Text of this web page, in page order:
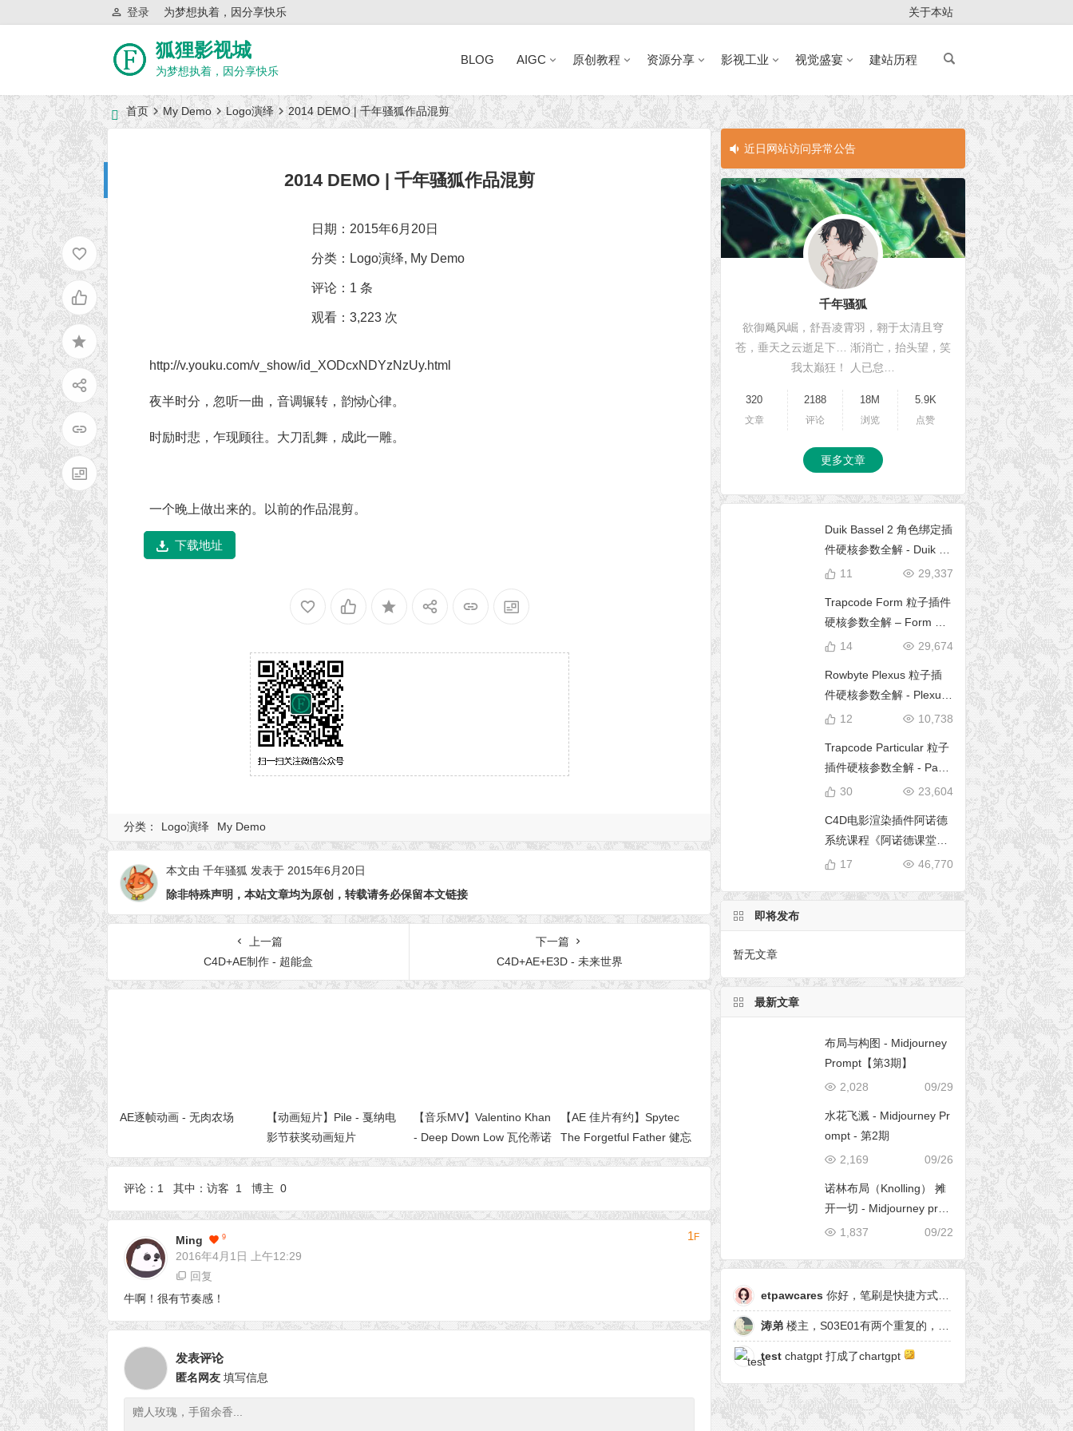
为梦想执着，因分享快乐
登录 关于本站
狐狸影视城
为梦想执着，因分享快乐
BLOG AIGC 原创教程 资源分享 影视工业 视觉盛宴 建站历程
首页 My Demo Logo演绎 2014 DEMO | 千年骚狐作品混剪
2014 DEMO | 千年骚狐作品混剪
日期：2015年6月20日
分类： Logo演绎, My Demo
评论： 1 条
观看：3,223 次
http://v.youku.com/v_show/id_XODcxNDYzNzUy.html
夜半时分，忽听一曲，音调辗转，韵恸心律。
时励时悲，乍现顾往。大刀乱舞，成此一雕。
一个晚上做出来的。以前的作品混剪。
下载地址
分类： Logo演绎 My Demo
本文由千年骚狐 发表于 2015年6月20日
除非特殊声明，本站文章均为原创，转载请务必保留本文链接
上一篇
C4D+AE制作 - 超能盒
下一篇
C4D+AE+E3D - 未来世界
AE逐帧动画 - 无肉农场
【动画短片】Pile - 戛纳电
影节获奖动画短片
【音乐MV】Valentino Khan
- Deep Down Low 瓦伦蒂诺
·汗——低谷深处
【AE 佳片有约】Spytec
The Forgetful Father 健忘
的父亲
评论：1 其中：访客 1 博主 0
Ming 9
2016年4月1日 上午12:29
1F
回复
牛啊！很有节奏感！
发表评论
匿名网友 填写信息
近日网站访问异常公告 近日网站访问
千年骚狐
欲御飚风崛，舒吾凌霄羽，翱于太清且穹
苍，垂天之云逝足下… 渐消亡，抬头望，笑
我太巅狂！ 人已怠…
320
文章
2188
评论
18M
浏览
5.9K
点赞
更多文章
Duik Bassel 2 角色绑定插
件硬核参数全解 - Duik 16
完全使用手册
29,337
11
Trapcode Form 粒子插件
硬核参数全解 – Form 完
全使用手册
29,674
14
Rowbyte Plexus 粒子插
件硬核参数全解 - Plexus
完全使用手册
10,738
12
Trapcode Particular 粒子
插件硬核参数全解 - Parti
cular 5 完全使用手册23,604
30
C4D电影渲染插件阿诺德
系统课程《阿诺德课堂之
玉清境》
46,770
17
即将发布
暂无文章
最新文章
布局与构图 - Midjourney
Prompt【第3期】
09/29
2,028
水花飞溅 - Midjourney Pr
ompt - 第2期
09/26
2,169
诺林布局（Knolling） 摊
开一切 - Midjourney pro
mpt
09/22
1,837
etpawcares 你好，笔刷是快捷方式，有原笔刷么
涛弟 楼主，S03E01有两个重复的，另一个是粒子形态
test chatgpt 打成了chartgpt